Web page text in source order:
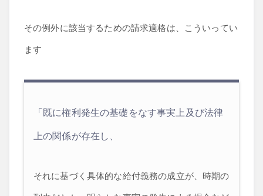
その例外に該当するための請求適格は、こういってい
ます
「既に権利発生の基礎をなす事実上及び法律
上の関係が存在し、
それに基づく具体的な給付義務の成立が、時期の